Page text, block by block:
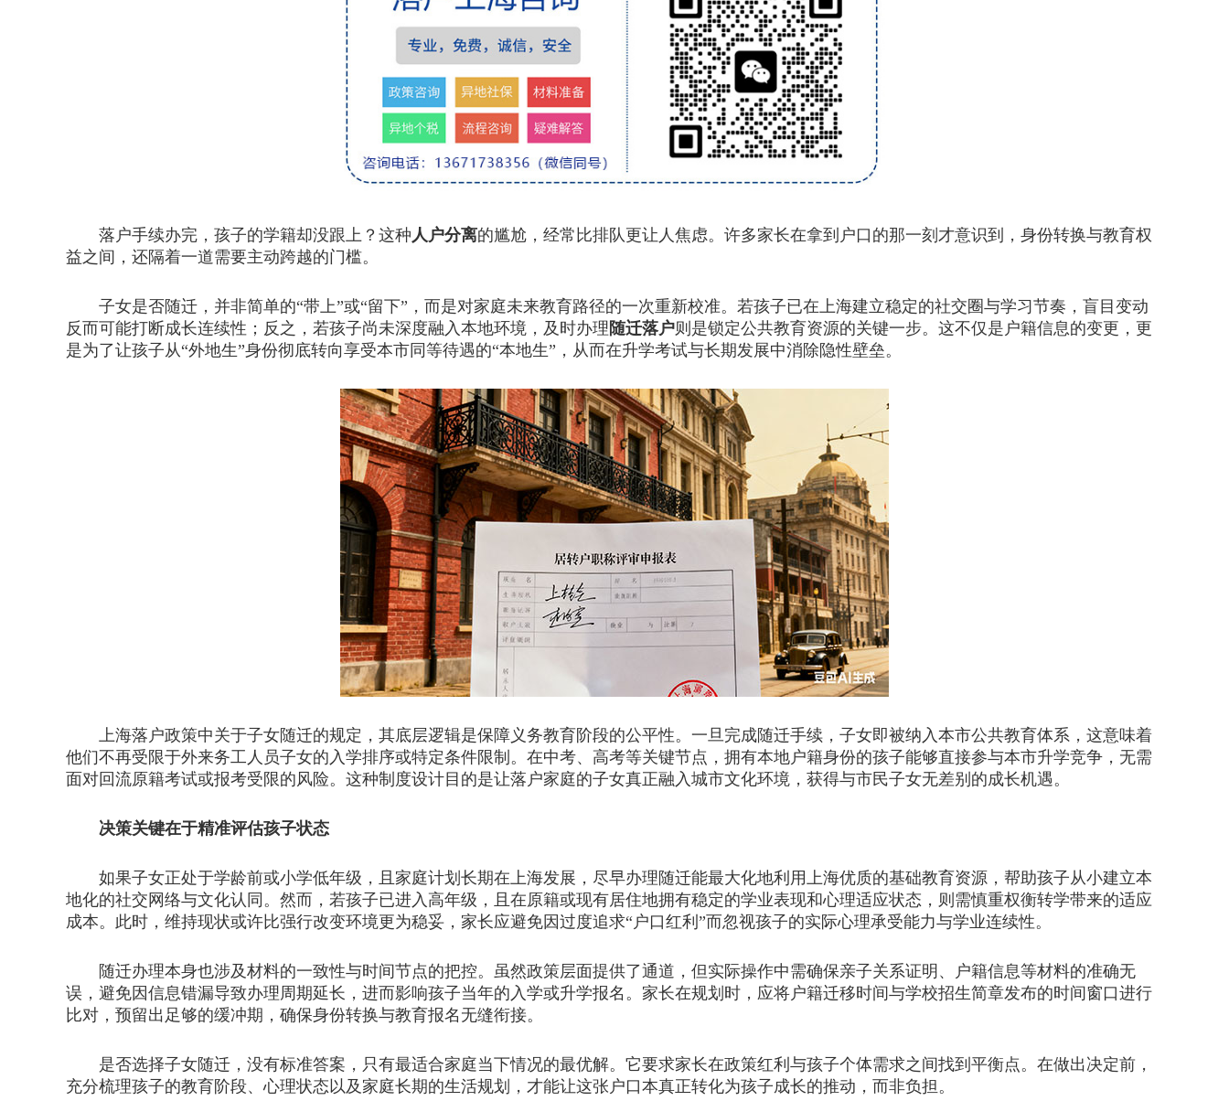
落户手续办完，孩子的学籍却没跟上？这种人户分离的尴尬，经常比排队更让人焦虑。许多家长在拿到户口的那一刻才意识到，身份转换与教育权
益之间，还隔着一道需要主动跨越的门槛。
子女是否随迁，并非简单的“带上”或“留下”，而是对家庭未来教育路径的一次重新校准。若孩子已在上海建立稳定的社交圈与学习节奏，盲目变动
反而可能打断成长连续性；反之，若孩子尚未深度融入本地环境，及时办理随迁落户则是锁定公共教育资源的关键一步。这不仅是户籍信息的变更，更
是为了让孩子从“外地生”身份彻底转向享受本市同等待遇的“本地生”，从而在升学考试与长期发展中消除隐性壁垒。
上海落户政策中关于子女随迁的规定，其底层逻辑是保障义务教育阶段的公平性。一旦完成随迁手续，子女即被纳入本市公共教育体系，这意味着
他们不再受限于外来务工人员子女的入学排序或特定条件限制。在中考、高考等关键节点，拥有本地户籍身份的孩子能够直接参与本市升学竞争，无需
面对回流原籍考试或报考受限的风险。这种制度设计目的是让落户家庭的子女真正融入城市文化环境，获得与市民子女无差别的成长机遇。
决策关键在于精准评估孩子状态
如果子女正处于学龄前或小学低年级，且家庭计划长期在上海发展，尽早办理随迁能最大化地利用上海优质的基础教育资源，帮助孩子从小建立本
地化的社交网络与文化认同。然而，若孩子已进入高年级，且在原籍或现有居住地拥有稳定的学业表现和心理适应状态，则需慎重权衡转学带来的适应
成本。此时，维持现状或许比强行改变环境更为稳妥，家长应避免因过度追求“户口红利”而忽视孩子的实际心理承受能力与学业连续性。
随迁办理本身也涉及材料的一致性与时间节点的把控。虽然政策层面提供了通道，但实际操作中需确保亲子关系证明、户籍信息等材料的准确无
误，避免因信息错漏导致办理周期延长，进而影响孩子当年的入学或升学报名。家长在规划时，应将户籍迁移时间与学校招生简章发布的时间窗口进行
比对，预留出足够的缓冲期，确保身份转换与教育报名无缝衔接。
是否选择子女随迁，没有标准答案，只有最适合家庭当下情况的最优解。它要求家长在政策红利与孩子个体需求之间找到平衡点。在做出决定前，
充分梳理孩子的教育阶段、心理状态以及家庭长期的生活规划，才能让这张户口本真正转化为孩子成长的推动，而非负担。